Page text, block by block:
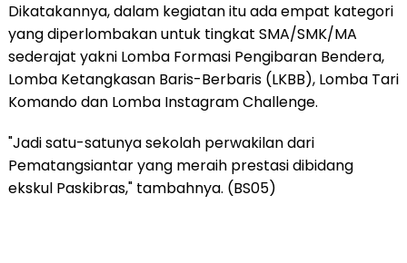
Dikatakannya, dalam kegiatan itu ada empat kategori
yang diperlombakan untuk tingkat SMA/SMK/MA
sederajat yakni Lomba Formasi Pengibaran Bendera,
Lomba Ketangkasan Baris-Berbaris (LKBB), Lomba Tari
Komando dan Lomba Instagram Challenge.
"Jadi satu-satunya sekolah perwakilan dari
Pematangsiantar yang meraih prestasi dibidang
ekskul Paskibras," tambahnya. (BS05)